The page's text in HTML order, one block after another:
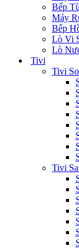
Bếp
Máy
Bếp
Lò Vi
Lò
Tivi
Tivi
Tivi